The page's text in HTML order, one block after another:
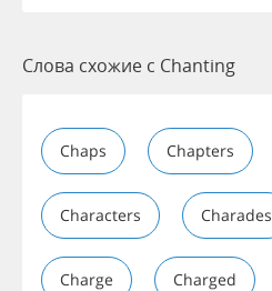
Слова схожие с Chanting
Chaps Chapters
Characters Charades
Charge Charged